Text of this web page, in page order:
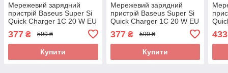
Мережевий зарядний
пристрій Baseus Super Si
Quick Charger 1C 20 W EU
377 ₴ 599 ₴
Купити
Мережевий зарядний
пристрій Baseus Super Si
Quick Charger 1C 20 W EU
377₴ 599 ₴
Купити
433